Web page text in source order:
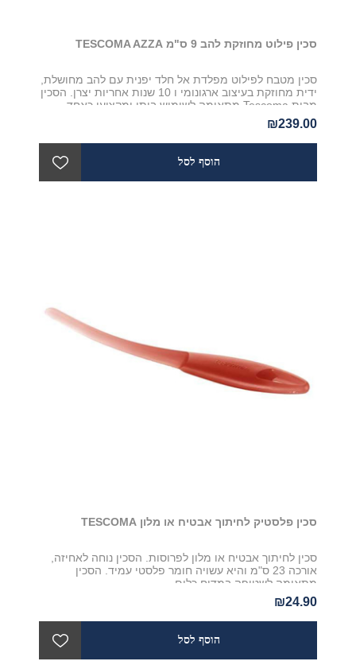
סכין פילוט מחוזקת להב 9 ס"מ TESCOMA AZZA
סכין מטבח לפילוט מפלדת אל חלד יפנית עם להב מחושלת,
ידית מחוזקת בעיצוב ארגונומי ו 10 שנות אחריות יצרן. הסכין
מבית Tescoma מתאימה לשימוש ביתי ומקצועי כאחד
₪239.00
סכין פלסטיק לחיתוך אבטיח או מלון TESCOMA
סכין לחיתוך אבטיח או מלון לפרוסות. הסכין נוחה לאחיזה,
אורכה 23 ס"מ והיא עשויה חומר פלסטי עמיד. הסכין
מתאימה לשטיפה במדיח כלים.
₪24.90